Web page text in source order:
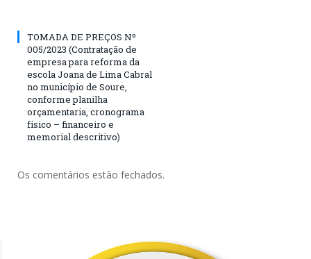
TOMADA DE PREÇOS Nº
005/2023 (Contratação de
empresa para reforma da
escola Joana de Lima Cabral
no município de Soure,
conforme planilha
orçamentaria, cronograma
físico – financeiro e
memorial descritivo)
Os comentários estão fechados.